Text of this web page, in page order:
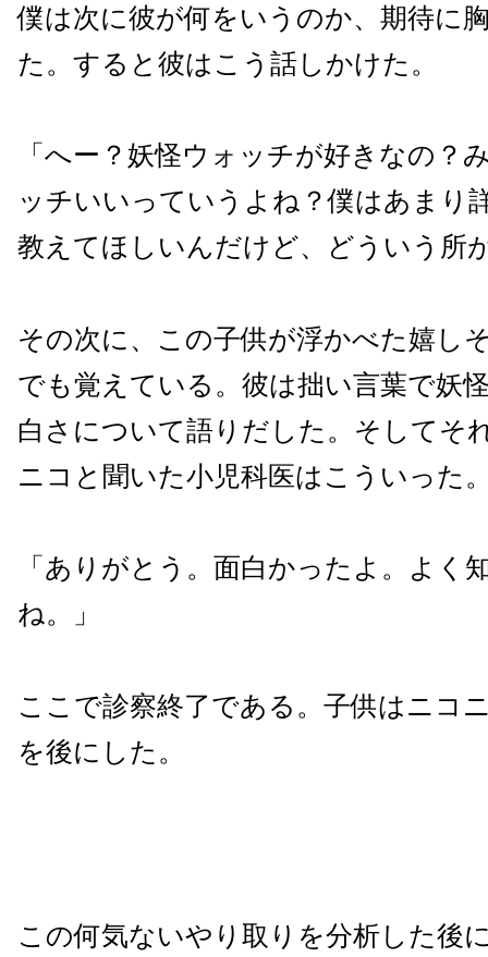
僕は次に彼が何をいうのか、期待に
た。すると彼はこう話しかけた。
「へー？妖怪ウォッチが好きなの？
ッチいいっていうよね？僕はあまり
教えてほしいんだけど、どういう所
その次に、この子供が浮かべた嬉し
でも覚えている。彼は拙い言葉で妖
白さについて語りだした。そしてそ
ニコと聞いた小児科医はこういった
「ありがとう。面白かったよ。よく
ね。」
ここで診察終了である。子供はニコ
を後にした。
この何気ないやり取りを分析した後